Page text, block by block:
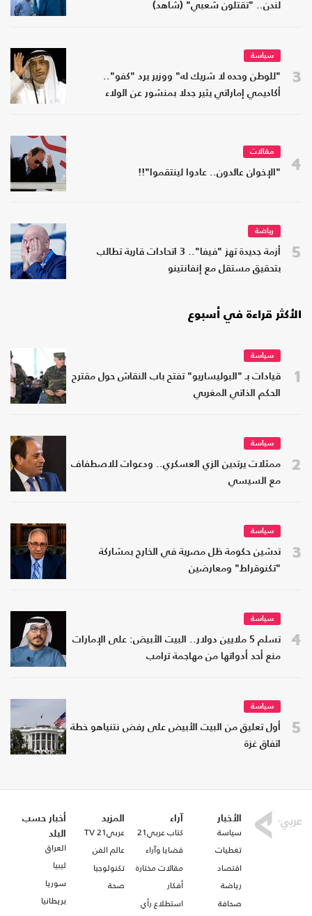
لندن.. "تقتلون شعبي" (شاهد)
3
سياسة
"للوطن وحده لا شريك له" ووزير يرد "كفو"..
أكاديمي إماراتي يثير جدلا بمنشور عن الولاء
4
مقالات
"الإخوان عائدون.. عادوا لينتقموا"!!
5
رياضة
أزمة جديدة تهز "فيفا".. 3 اتحادات قارية تطالب
بتحقيق مستقل مع إنفانتينو
الأكثر قراءة في أسبوع
1
سياسة
قيادات بـ "البوليساريو" تفتح باب النقاش حول مقترح
الحكم الذاتي المغربي
2
سياسة
ممثلات يرتدين الزي العسكري.. ودعوات للاصطفاف
مع السيسي
3
سياسة
تدشين حكومة ظل مصرية في الخارج بمشاركة
"تكنوقراط" ومعارضين
4
سياسة
تسلم 5 ملايين دولار.. البيت الأبيض: على الإمارات
منع أحد أدواتها من مهاجمة ترامب
5
سياسة
أول تعليق من البيت الأبيض على رفض نتنياهو خطة
اتفاق غزة
الأخبار
سياسة
تغطيات
اقتصاد
رياضة
صحافة
آراء
كتاب عربي21
قضايا وآراء
مقالات مختارة
أفكار
استطلاع رأي
المزيد
عربي21 TV
عالم الفن
تكنولوجيا
صحة
أخبار حسب
البلد
العراق
ليبيا
سوريا
بريطانيا